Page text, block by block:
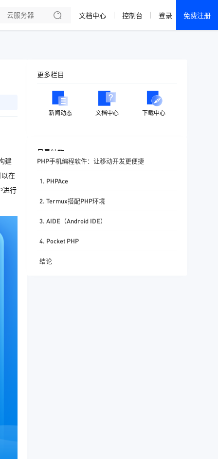
成都电信·云服务器
香港大带宽 · CN2
文档中心 控制台 登录 免费注册
建
在
进行
更多栏目
新闻动态 文档中心 下载中心
目录结构
PHP手机编程软件：让移动开发更便捷
1. PHPAce
2. Termux搭配PHP环境
3. AIDE（Android IDE）
4. Pocket PHP
结论